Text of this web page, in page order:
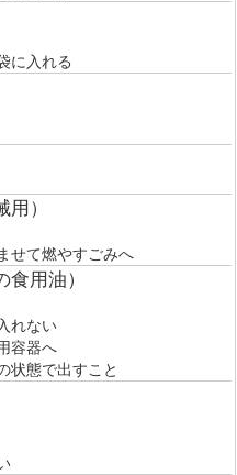
に入れる
）
せて燃やすごみへ
用油）
れない
容器へ
状態で出すこと